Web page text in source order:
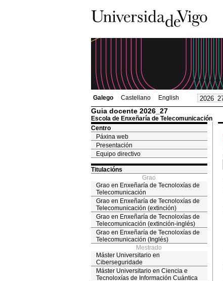
Galego Castellano English
Guia docente 2026_27
Escola de Enxeñaría de Telecomunicación
Centro
Páxina web
Presentación
Equipo directivo
Titulacións
Grao
Grao en Enxeñaría de Tecnoloxías de
Telecomunicación
Grao en Enxeñaría de Tecnoloxías de
Telecomunicación (extinción)
Grao en Enxeñaría de Tecnoloxías de
Telecomunicación (extinción-inglés)
Grao en Enxeñaría de Tecnoloxías de
Telecomunicación (Inglés)
Mestrado
Máster Universitario en
Ciberseguridade
Máster Universitario en Ciencia e
Tecnoloxías de Información Cuántica